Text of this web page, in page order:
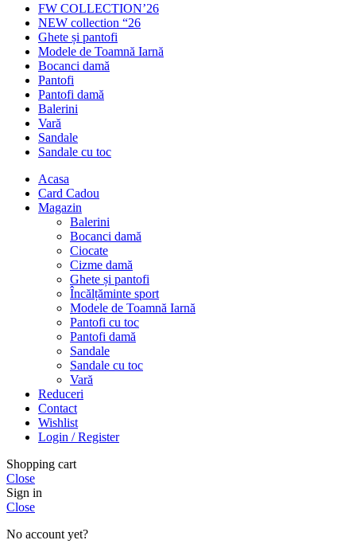
FW COLLECTION’26
NEW collection “26
Ghete și pantofi
Modele de Toamnă Iarnă
Bocanci damă
Pantofi
Pantofi damă
Balerini
Vară
Sandale
Sandale cu toc
Acasa
Card Cadou
Magazin
Balerini
Bocanci damă
Ciocate
Cizme damă
Ghete și pantofi
Încălțăminte sport
Modele de Toamnă Iarnă
Pantofi cu toc
Pantofi damă
Sandale
Sandale cu toc
Vară
Reduceri
Contact
Wishlist
Login / Register
Shopping cart
Close
Sign in
Close
No account yet?